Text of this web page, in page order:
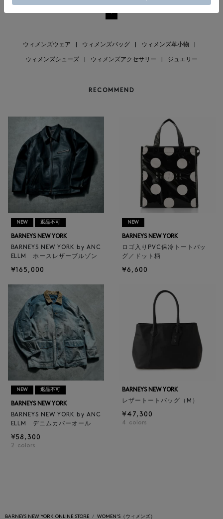
1
ウィメンズウェア ウィメンズバッグ ウィメンズ革小物
ウィメンズシューズ ウィメンズアクセサリー ジュエリー
RECOMMEND
NEW 返品不可
BARNEYS NEW YORK
BARNEYS NEW YORK by ANC
ELLM ホースレザーブルゾン
¥165,000
NEW
BARNEYS NEW YORK
ロゴ入りPVC保冷トートバッ
グ／ドット柄
¥6,600
NEW 返品不可
BARNEYS NEW YORK
BARNEYS NEW YORK by ANC
ELLM デニムカバーオール
¥58,300
2 colors
BARNEYS NEW YORK
レザートートバッグ（M）
¥47,300
4 colors
BARNEYS NEW YORK ONLINE STORE WOMEN'S（ウィメンズ）